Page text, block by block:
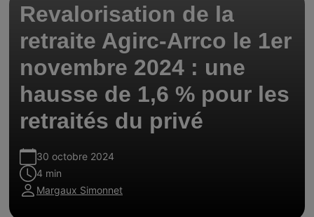
Revalorisation de la
retraite Agirc-Arrco le 1er
novembre 2024 : une
hausse de 1,6 % pour les
retraités du privé
30 octobre 2024
4 min
Margaux Simonnet